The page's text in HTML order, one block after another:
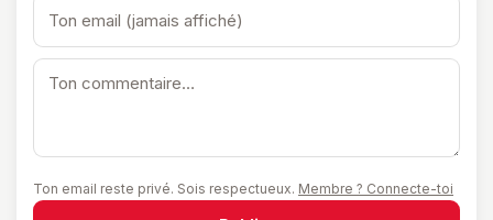
Ton email reste privé. Sois respectueux. Membre ? Connecte-toi